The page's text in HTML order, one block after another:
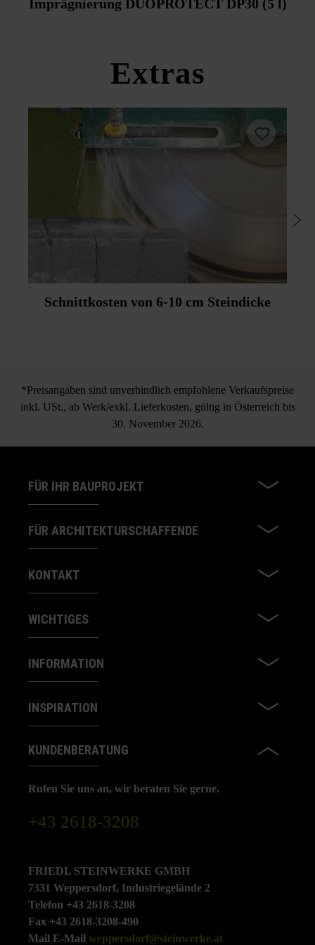
Imprägnierung DUOPROTECT DP30 (5 l)
Extras
Schnittkosten von 6-10 cm Steindicke
*Preisangaben sind unverbindlich empfohlene Verkaufspreise
inkl. USt., ab Werk/exkl. Lieferkosten, gültig in Österreich bis
30. November 2026.
FÜR IHR BAUPROJEKT
FÜR ARCHITEKTURSCHAFFENDE
KONTAKT
WICHTIGES
INFORMATION
INSPIRATION
KUNDENBERATUNG
Rufen Sie uns an, wir beraten Sie gerne.
+43 2618-3208
FRIEDL STEINWERKE GMBH
7331 Weppersdorf, Industriegelände 2
Telefon +43 2618-3208
Fax +43 2618-3208-490
Mail E-Mail weppersdorf@steinwerke.at